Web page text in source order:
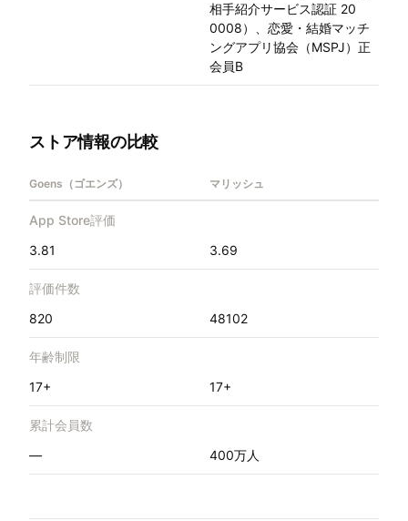
相手紹介サービス認証 20
0008）、恋愛・結婚マッチ
ングアプリ協会（MSPJ）正
会員B
ストア情報の比較
Goens（ゴエンズ） マリッシュ
App Store評価
3.81
3.69
評価件数
820
48102
年齢制限
17+
17+
累計会員数
—
400万人